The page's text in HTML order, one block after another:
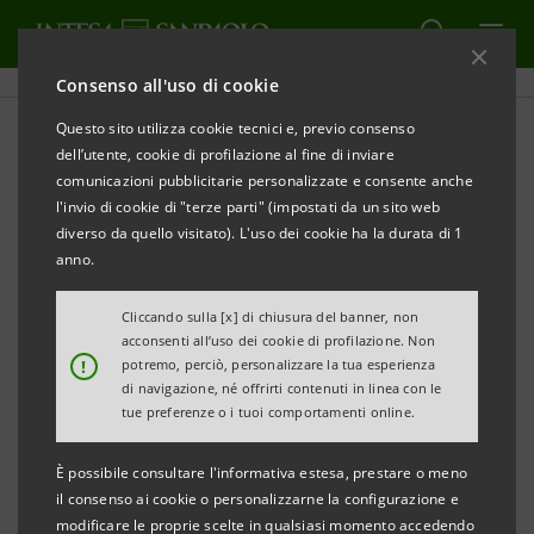
Consenso all'uso di cookie
Questo sito utilizza cookie tecnici e, previo consenso
dell’utente, cookie di profilazione al fine di inviare
comunicazioni pubblicitarie personalizzate e consente anche
l'invio di cookie di "terze parti" (impostati da un sito web
diverso da quello visitato). L'uso dei cookie ha la durata di 1
anno.
!
Cliccando sulla [x] di chiusura del banner, non
acconsenti all’uso dei cookie di profilazione. Non
potremo, perciò, personalizzare la tua esperienza
di navigazione, né offrirti contenuti in linea con le
tue preferenze o i tuoi comportamenti online.
È possibile consultare l'informativa estesa, prestare o meno
il consenso ai cookie o personalizzarne la configurazione e
modificare le proprie scelte in qualsiasi momento accedendo
Lettere di Paolo Grassi
Politica, etica, cultura sono le parole chiave di un
percorso itinerante tra le lettere di Paolo Grassi e
importanti testimoni del mondo della cultura. In
questo podcast, nato dalla collaborazione tra Intesa
Sanpaolo e la Fondazione Paolo Grassi, esploreremo